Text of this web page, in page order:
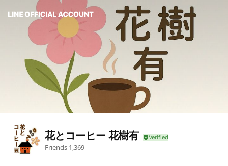
花とコーヒー 花樹有
Friends 1,369